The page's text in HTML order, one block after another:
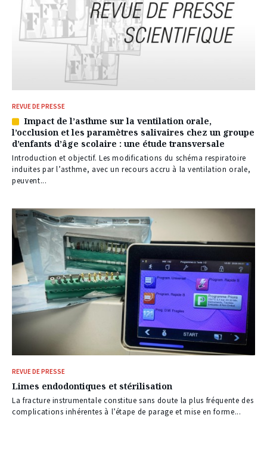
REVUE DE PRESSE
Article
réservé
à
nos
abonnés
Impact de l’asthme sur la ventilation orale,
l’occlusion et les paramètres salivaires chez un groupe
d’enfants d’âge scolaire : une étude transversale
Introduction et objectif. Les modifications du schéma respiratoire
induites par l’asthme, avec un recours accru à la ventilation orale,
peuvent...
REVUE DE PRESSE
Limes endodontiques et stérilisation
La fracture instrumentale constitue sans doute la plus fréquente des
complications inhérentes à l’étape de parage et mise en forme...